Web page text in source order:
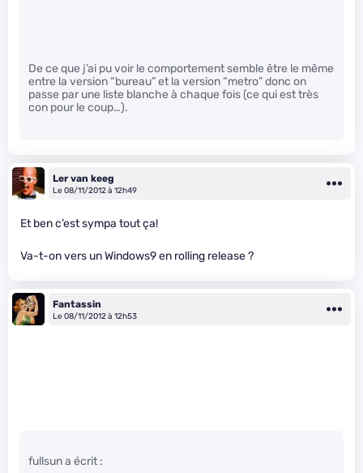
De ce que j’ai pu voir le comportement semble être le même
entre la version “bureau” et la version “metro” donc on
passe par une liste blanche à chaque fois (ce qui est très
con pour le coup…).
Ler van keeg
Le 08/11/2012 à 12h49
Et ben c’est sympa tout ça!
Va-t-on vers un Windows9 en rolling release ?
Fantassin
Le 08/11/2012 à 12h53
fullsun a écrit :